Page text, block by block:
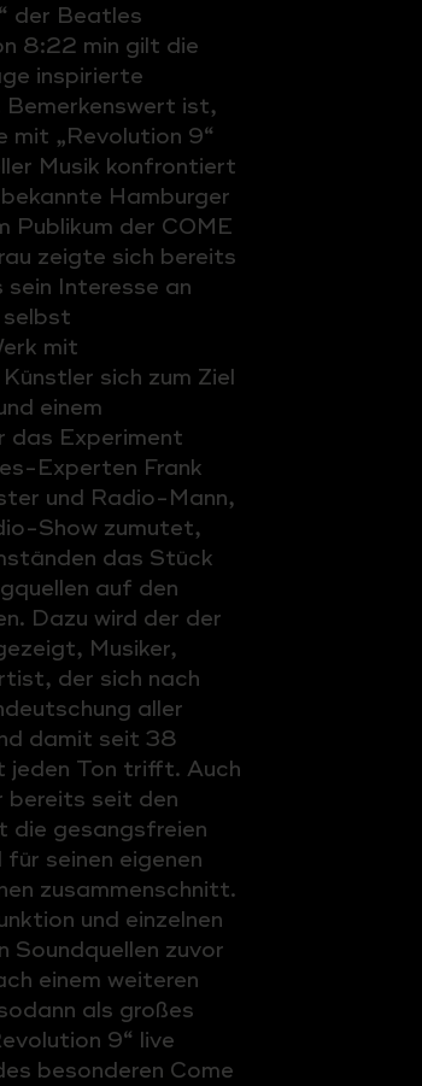
der Beatles
8:22 min gilt die
inspirierte
ist,
„Revolution 9“
Musik konfrontiert
Hamburger
Publikum der COME
zeigte sich bereits
Interesse an
mit
sich zum Ziel
einem
das Experiment
Experten Frank
und Radio-Mann,
Show zumutet,
das Stück
auf den
Dazu wird der der
Musiker,
der sich nach
aller
damit seit 38
jeden Ton trifft. Auch
bereits seit den
die gesangsfreien
seinen eigenen
zusammenschnitt.
und einzelnen
Soundquellen zuvor
einem weiteren
als großes
9“ live
besonderen Come